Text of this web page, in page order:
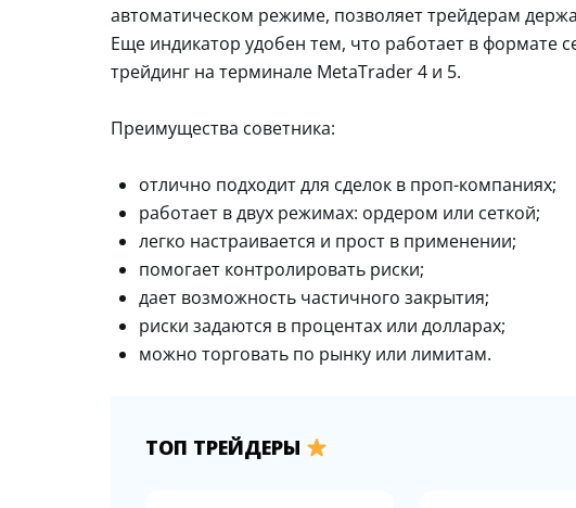
автоматическом режиме, позволяет трейдерам
Еще индикатор удобен тем, что работает в формате
трейдинг на терминале MetaTrader 4 и 5.
Преимущества советника:
отлично подходит для сделок в проп-компаниях;
работает в двух режимах: ордером или сеткой;
легко настраивается и прост в применении;
помогает контролировать риски;
дает возможность частичного закрытия;
риски задаются в процентах или долларах;
можно торговать по рынку или лимитам.
ТОП ТРЕЙДЕРЫ